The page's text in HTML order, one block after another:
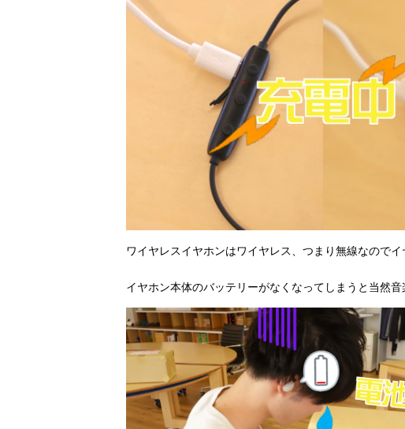
ワイヤレスイヤホンはワイヤレス、つまり無線なのでイ
イヤホン本体のバッテリーがなくなってしまうと当然音